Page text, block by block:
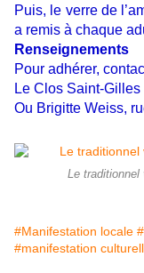
Puis, le verre de
a remis à chaque
Renseignements
Pour adhérer,
Le Clos Saint-
Ou Brigitte Weiss,
Le traditionnel
#Manifestation locale
#manifestation